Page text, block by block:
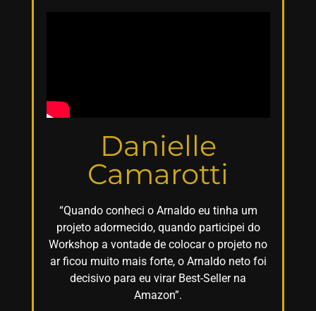
Danielle
Camarotti
“Quando conheci o Arnaldo eu tinha um
projeto adormecido, quando participei do
Workshop a vontade de colocar o projeto no
ar ficou muito mais forte, o Arnaldo neto foi
decisivo para eu virar Best-Seller na
Amazon”.